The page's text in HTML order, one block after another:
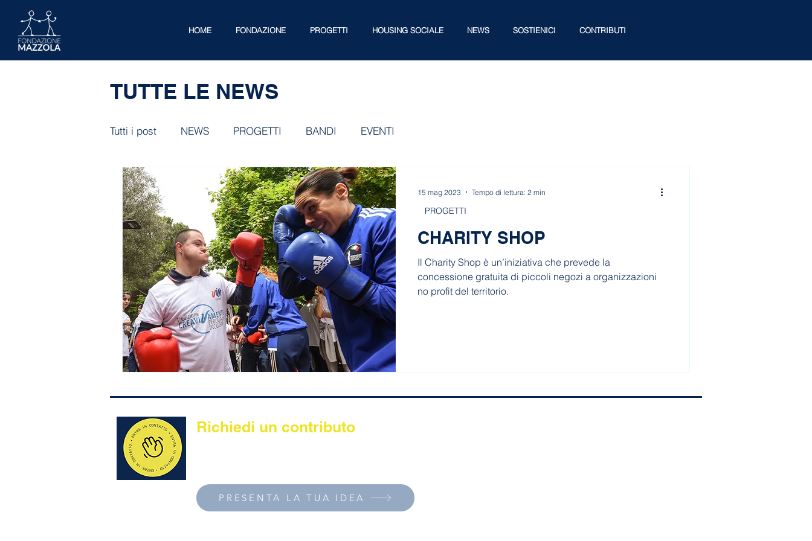
HOME FONDAZIONE PROGETTI HOUSING SOCIALE NEWS SOSTIENICI CONTRIBUTI
TUTTE LE NEWS
Tutti i post NEWS PROGETTI BANDI EVENTI
CHARITY SHOP
Il Charity Shop è un’iniziativa che prevede la
concessione gratuita di piccoli negozi a organizzazioni
no profit del territorio.
PROGETTI
15 mag 2023 Tempo di lettura: 2 min
Richiedi un contributo
PRESENTA LA TUA IDEA